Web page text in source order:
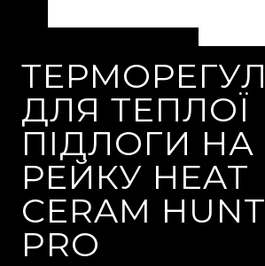
ДЛЯ ТЕПЛОЇ
ПІДЛОГИ НА
РЕЙКУ HEAT
CERAM
PRO